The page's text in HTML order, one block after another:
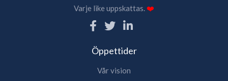
Varje like uppskattas.❤️
Öppettider
Vår vision